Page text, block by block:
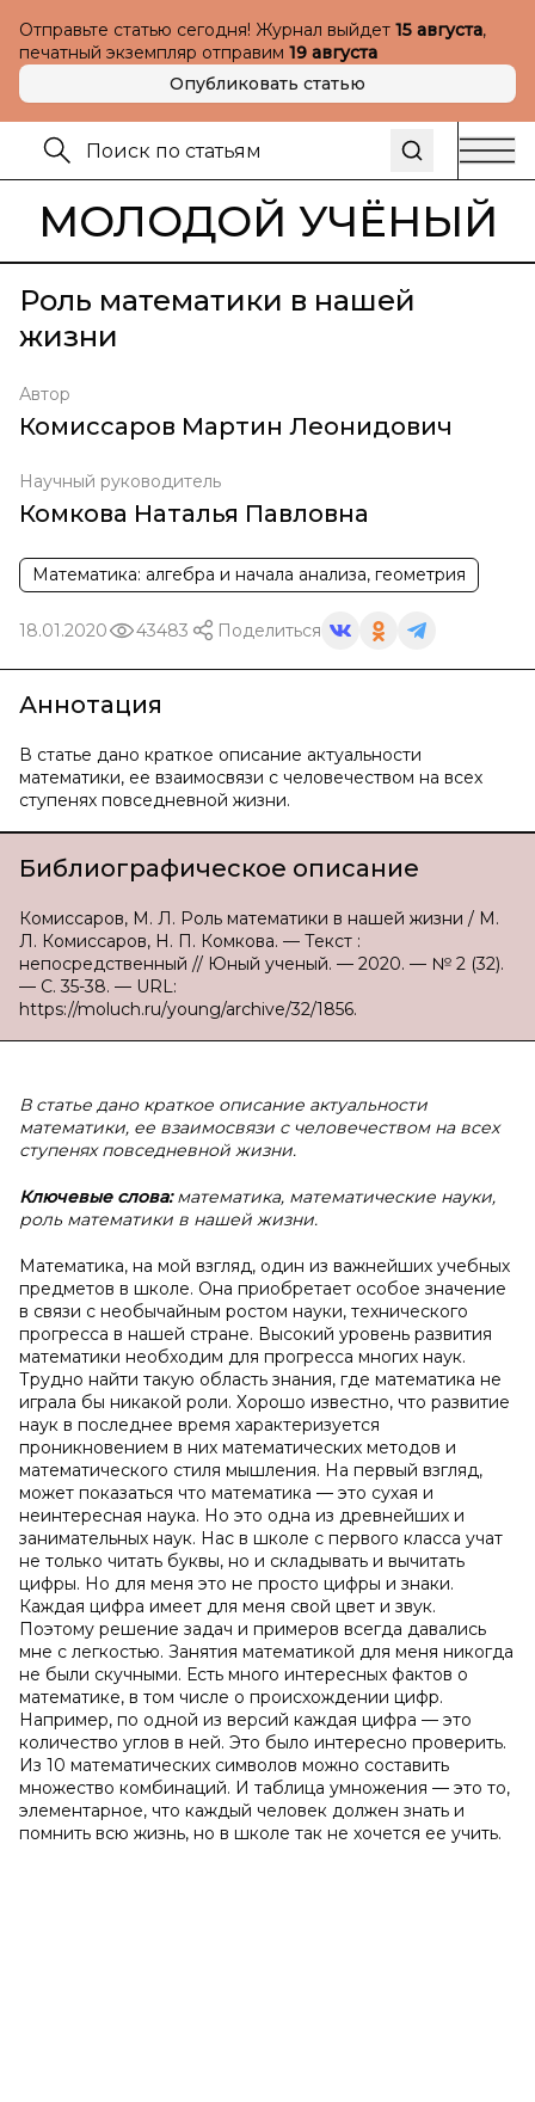
Отправьте статью сегодня! Журнал выйдет 15 августа,
печатный экземпляр отправим 19 августа
Опубликовать статью
МОЛОДОЙ УЧЁНЫЙ
Роль математики в нашей
жизни
Автор
Комиссаров Мартин Леонидович
Научный руководитель
Комкова Наталья Павловна
Математика: алгебра и начала анализа, геометрия
18.01.2020 43483 Поделиться
Аннотация
В статье дано краткое описание актуальности
математики, ее взаимосвязи с человечеством на всех
ступенях повседневной жизни.
Библиографическое описание
Комиссаров, М. Л. Роль математики в нашей жизни / М.
Л. Комиссаров, Н. П. Комкова. — Текст :
непосредственный // Юный ученый. — 2020. — № 2 (32).
— С. 35-38. — URL:
https://moluch.ru/young/archive/32/1856.
В статье дано краткое описание актуальности
математики, ее взаимосвязи с человечеством на всех
ступенях повседневной жизни.
Ключевые слова:математика, математические науки,
роль математики в нашей жизни.
Математика, на мой взгляд, один из важнейших учебных
предметов в школе. Она приобретает особое значение
в связи с необычайным ростом науки, технического
прогресса в нашей стране. Высокий уровень развития
математики необходим для прогресса многих наук.
Трудно найти такую область знания, где математика не
играла бы никакой роли. Хорошо известно, что развитие
наук в последнее время характеризуется
проникновением в них математических методов и
математического стиля мышления. На первый взгляд,
может показаться что математика — это сухая и
неинтересная наука. Но это одна из древнейших и
занимательных наук. Нас в школе с первого класса учат
не только читать буквы, но и складывать и вычитать
цифры. Но для меня это не просто цифры и знаки.
Каждая цифра имеет для меня свой цвет и звук.
Поэтому решение задач и примеров всегда давались
мне с легкостью. Занятия математикой для меня никогда
не были скучными. Есть много интересных фактов о
математике, в том числе о происхождении цифр.
Например, по одной из версий каждая цифра — это
количество углов в ней. Это было интересно проверить.
Из 10 математических символов можно составить
множество комбинаций. И таблица умножения — это то,
элементарное, что каждый человек должен знать и
помнить всю жизнь, но в школе так не хочется ее учить.